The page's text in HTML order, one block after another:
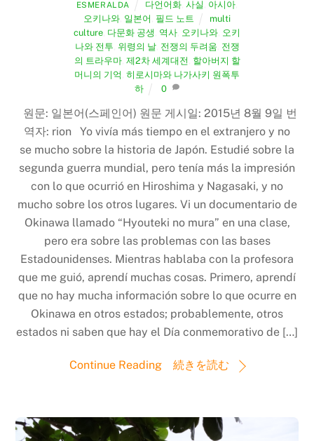
ESMERALDA 다언어화 ,사실 아시아
오키나와, 일본어 필드 노트
multi
culture 다문화 공생 역사 오키나와 오키
나와 전투 위령의 날, 전쟁의 두려움 전쟁
의 트라우마, 제2차 세계대전 할아버지 할
머니의 기억 히로시마와 나가사키 원폭투
하
0
원문: 일본어(스페인어) 원문 게시일: 2015년 8월 9일 번
역자: rion Yo vivía más tiempo en el extranjero y no
se mucho sobre la historia de Japón. Estudié sobre la
segunda guerra mundial, pero tenía más la impresión
con lo que ocurrió en Hiroshima y Nagasaki, y no
mucho sobre los otros lugares. Vi un documentario de
Okinawa llamado “Hyouteki no mura” en una clase,
pero era sobre las problemas con las bases
Estadounidenses. Mientras hablaba con la profesora
que me guió, aprendí muchas cosas. Primero, aprendí
que no hay mucha información sobre lo que ocurre en
Okinawa en otros estados; probablemente, otros
estados ni saben que hay el Día conmemorativo de […]
Continue Reading 続きを読む